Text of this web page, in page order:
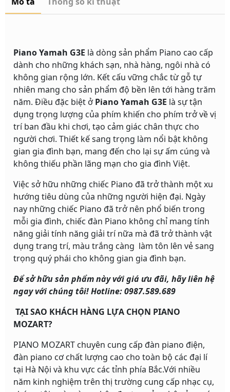
Piano Yamah G3E là dòng sản phẩm Piano cao cấp
dành cho những khách sạn, nhà hàng, ngôi nhà có
không gian rộng lớn. Kết cấu vững chắc từ gỗ tự
nhiên mang cho sản phẩm độ bền lên tới hàng trăm
năm. Điều đặc biệt ởPiano Yamah G3E là sự tận
dụng trọng lượng của phím khiến cho phím trở về vị
trí ban đầu khi chơi, tạo cảm giác chân thực cho
người chơi. Thiết kế sang trọng làm nổi bật không
gian gia đình bạn, mang đến cho lại sự ấm cúng và
không thiếu phần lãng mạn cho gia đình Việt.
Việc sở hữu những chiếc Piano đã trở thành một xu
hướng tiêu dùng của những người hiện đại. Ngày
nay những chiếc Piano đã trở nên phổ biến trong
mỗi gia đình, chiếc đàn Piano không chỉ mang tính
năng giải tính năng giải trí nữa mà đã trở thành vật
dụng trang trí, màu trắng càng làm tôn lên vẻ sang
trọng quý phái cho không gian gia đình bạn.
Để sở hữu sản phẩm này với giá ưu đãi, hãy liên hệ
ngay với chúng tôi! Hotline: 0987.589.689
TẠI SAO KHÁCH HÀNG LỰA CHỌN PIANO
MOZART?
PIANO MOZART chuyên cung cấp đàn piano điện,
đàn piano cơ chất lượng cao cho toàn bộ các đại lí
tại Hà Nội và khu vực các tỉnh phía Bắc.Với nhiều
năm kinh nghiệm trên thị trường cung cấp nhạc cụ,